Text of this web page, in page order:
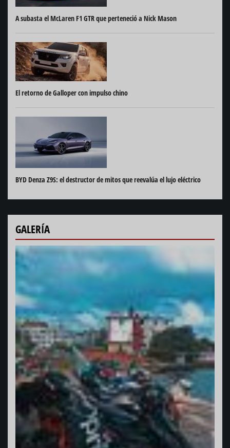
A subasta el McLaren F1 GTR que perteneció a Nick Mason
El retorno de Galloper con impulso chino
BYD Denza Z9S: el destructor de mitos que reevalúa el lujo eléctrico
GALERÍA